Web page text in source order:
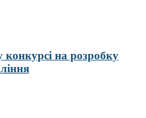
конкурсі на розробку